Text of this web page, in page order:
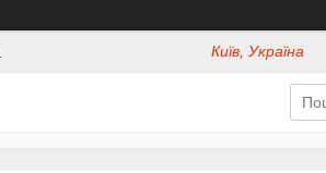
Київ, Україна